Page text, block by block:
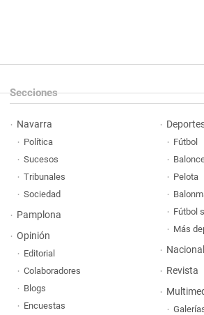
Secciones
Navarra
Política
Sucesos
Tribunales
Sociedad
Pamplona
Opinión
Editorial
Colaboradores
Blogs
Encuestas
Fútbol
Pelota
Fútbol
Más
Nacional
Revista